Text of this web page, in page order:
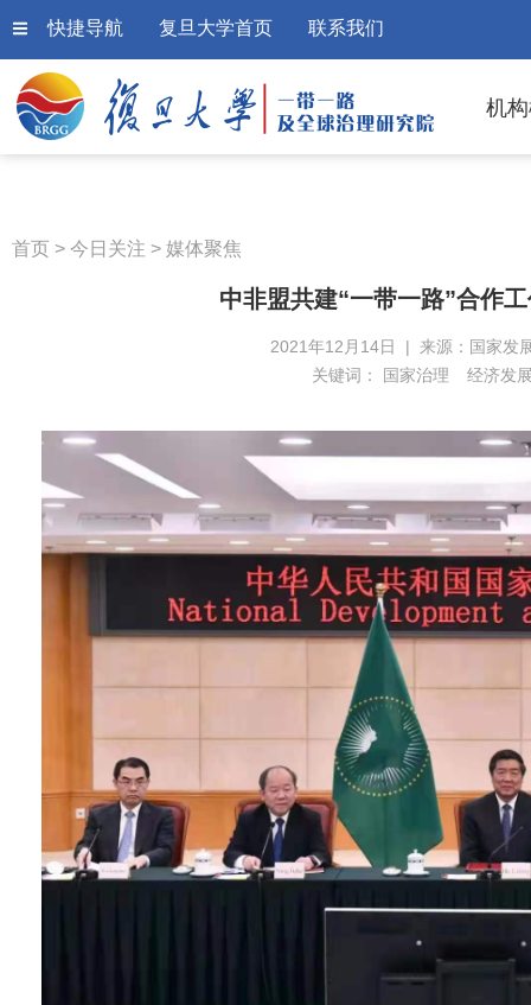
快捷导航 复旦大学首页 联系我们
机
首页 > 今日关注 > 媒体聚焦
中非盟共建“一带一路”合作
2021年12月14日 | 来源：国家发
关键词：
国家治理 经济发